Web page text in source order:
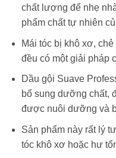
chất lượng để nhẹ
phẩm chất tự nhiên
Mái tóc bị khô xơ,
đều có một giải pháp
Dầu gội Suave
bổ sung dưỡng chất,
được nuôi dưỡng và
Sản phẩm này rất lý
tóc khô xơ hoặc hư